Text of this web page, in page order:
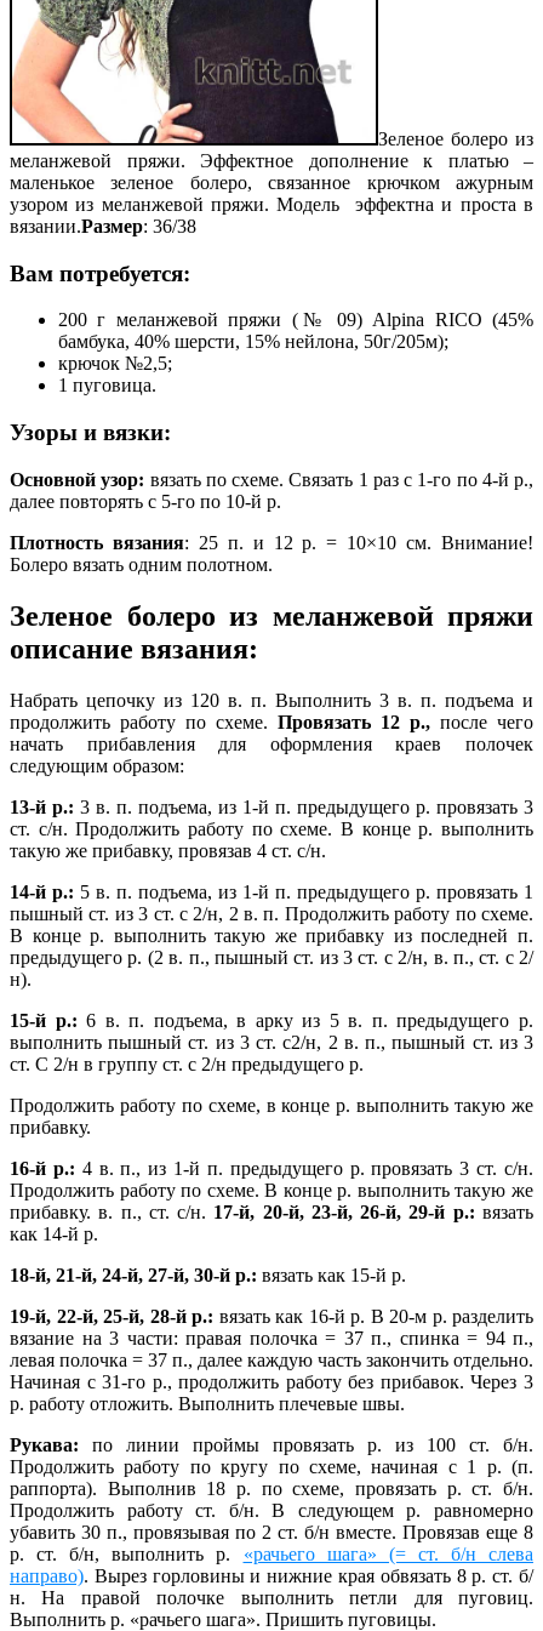
Зеленое болеро из
меланжевой пряжи. Эффектное дополнение к платью –
маленькое зеленое болеро, связанное крючком ажурным
узором из меланжевой пряжи. Модель эффектна и проста в
вязании.Размер: 36/38
Вам потребуется:
200 г меланжевой пряжи (№ 09) Alpina RICO (45%
бамбука, 40% шерсти, 15% нейлона, 50г/205м);
крючок №2,5;
1 пуговица.
Узоры и вязки:
Основной узор: вязать по схеме. Связать 1 раз с 1-го по 4-й р.,
далее повторять с 5-го по 10-й р.
Плотность вязания: 25 п. и 12 р. = 10×10 см. Внимание!
Болеро вязать одним полотном.
Зеленое болеро из меланжевой пряжи
описание вязания:
Набрать цепочку из 120 в. п. Выполнить 3 в. п. подъема и
продолжить работу по схеме. Провязать 12 р., после чего
начать прибавления для оформления краев полочек
следующим образом:
13-й р.: 3 в. п. подъема, из 1-й п. предыдущего р. провязать 3
ст. с/н. Продолжить работу по схеме. В конце р. выполнить
такую же прибавку, провязав 4 ст. с/н.
14-й р.: 5 в. п. подъема, из 1-й п. предыдущего р. провязать 1
пышный ст. из 3 ст. с 2/н, 2 в. п. Продолжить работу по схеме.
В конце р. выполнить такую же прибавку из последней п.
предыдущего р. (2 в. п., пышный ст. из 3 ст. с 2/н, в. п., ст. с 2/
н).
15-й р.: 6 в. п. подъема, в арку из 5 в. п. предыдущего р.
выполнить пышный ст. из 3 ст. с2/н, 2 в. п., пышный ст. из 3
ст. С 2/н в группу ст. с 2/н предыдущего р.
Продолжить работу по схеме, в конце р. выполнить такую же
прибавку.
16-й р.: 4 в. п., из 1-й п. предыдущего р. провязать 3 ст. с/н.
Продолжить работу по схеме. В конце р. выполнить такую же
прибавку. в. п., ст. с/н. 17-й, 20-й, 23-й, 26-й, 29-й р.: вязать
как 14-й р.
18-й, 21-й, 24-й, 27-й, 30-й р.: вязать как 15-й р.
19-й, 22-й, 25-й, 28-й р.: вязать как 16-й р. В 20-м р. разделить
вязание на 3 части: правая полочка = 37 п., спинка = 94 п.,
левая полочка = 37 п., далее каждую часть закончить отдельно.
Начиная с 31-го р., продолжить работу без прибавок. Через 3
р. работу отложить. Выполнить плечевые швы.
Рукава: по линии проймы провязать р. из 100 ст. б/н.
Продолжить работу по кругу по схеме, начиная с 1 р. (п.
раппорта). Выполнив 18 р. по схеме, провязать р. ст. б/н.
Продолжить работу ст. б/н. В следующем р. равномерно
убавить 30 п., провязывая по 2 ст. б/н вместе. Провязав еще 8
р. ст. б/н, выполнить р. «рачьего шага» (= ст. б/н слева
направо). Вырез горловины и нижние края обвязать 8 р. ст. б/
н. На правой полочке выполнить петли для пуговиц.
Выполнить р. «рачьего шага». Пришить пуговицы.